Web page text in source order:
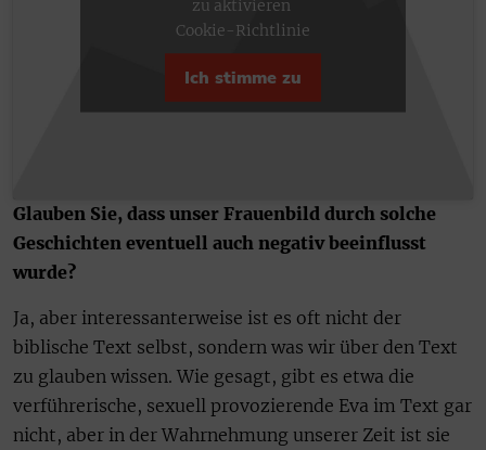
zu aktivieren
Cookie-Richtlinie
Ich stimme zu
Glauben Sie, dass unser Frauenbild durch solche
Geschichten eventuell auch negativ beeinflusst
wurde?
Ja, aber interessanterweise ist es oft nicht der
biblische Text selbst, sondern was wir über den Text
zu glauben wissen. Wie gesagt, gibt es etwa die
verführerische, sexuell provozierende Eva im Text gar
nicht, aber in der Wahrnehmung unserer Zeit ist sie